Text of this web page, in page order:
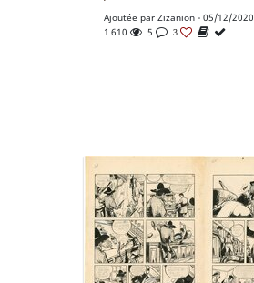
Ajoutée par Zizanion - 05/12/2020
1 610
5 3